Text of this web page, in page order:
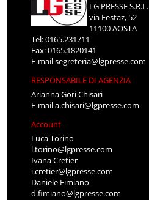
LG PRESSE S.R.L.
via Festaz, 52
11100 AOSTA
Tel: 0165.231711
Fax: 0165.1820141
E-mailsegreteria@lgpresse.com
RESPONSABILE DI AGENZIA
Arianna Gori Chisari
E-maila.chisari@lgpresse.com
Account
Luca Torino
l.torino@lgpresse.com
Ivana Cretier
i.cretier@lgpresse.com
Daniele Fimiano
d.fimiano@lgpresse.com